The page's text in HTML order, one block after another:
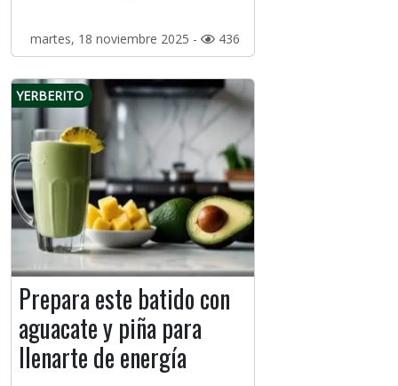
martes, 18 noviembre 2025 - 436
YERBERITO
Prepara este batido con
aguacate y piña para
llenarte de energía